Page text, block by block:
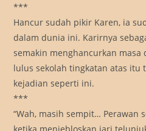
***
Hancur sudah pikir Karen, ia
dalam dunia ini. Karirnya
semakin menghancurkan masa
lulus sekolah tingkatan atas itu
kejadian seperti ini.
***
“Wah, masih sempit… Perawan
ketika menjebloskan jari